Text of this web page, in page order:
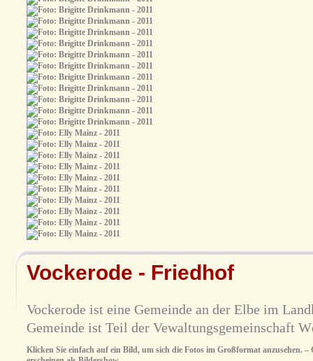
Vockerode - Friedhof
Vockerode ist eine Gemeinde an der Elbe im
Gemeinde ist Teil der Vewaltungsgemeinschaft
Klicken Sie einfach auf ein Bild, um sich die Fotos im Großformat anzusehen. –